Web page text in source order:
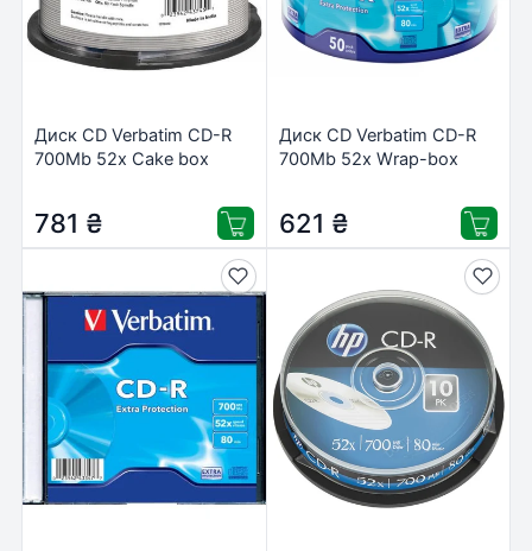
Диск CD Verbatim CD-R
700Mb 52x Cake box
781 ₴
Диск CD Verbatim CD-R
700Mb 52x Wrap-box
621 ₴